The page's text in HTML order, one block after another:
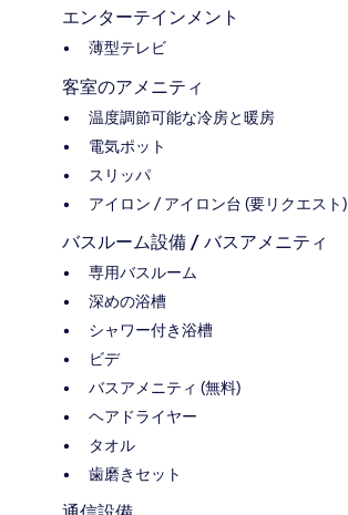
エンターテインメント
薄型テレビ
客室のアメニティ
温度調節可能な冷房と暖房
電気ポット
スリッパ
アイロン / アイロン台 (要リクエスト)
バスルーム設備 / バスアメニティ
専用バスルーム
深めの浴槽
シャワー付き浴槽
ビデ
バスアメニティ (無料)
ヘアドライヤー
タオル
歯磨きセット